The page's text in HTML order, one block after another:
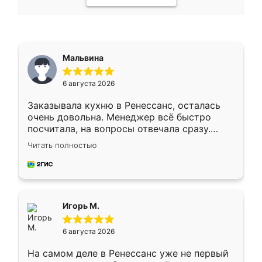
Мальвина
6 августа 2026
Заказывала кухню в Ренессанс, осталась
очень довольна. Менеджер всё быстро
посчитала, на вопросы отвечала сразу.
Замерщик приехал в субботу, подошёл к
делу со всей ответственностью. Собрали
за день, ребята работали аккуратно, даже
Читать полностью
Игорь М.
6 августа 2026
На самом деле в Ренессанс уже не первый